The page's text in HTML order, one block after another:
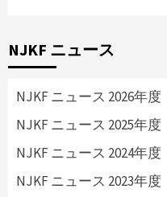
NJKF ニュース
NJKF ニュース 2026年度
NJKF ニュース 2025年度
NJKF ニュース 2024年度
NJKF ニュース 2023年度